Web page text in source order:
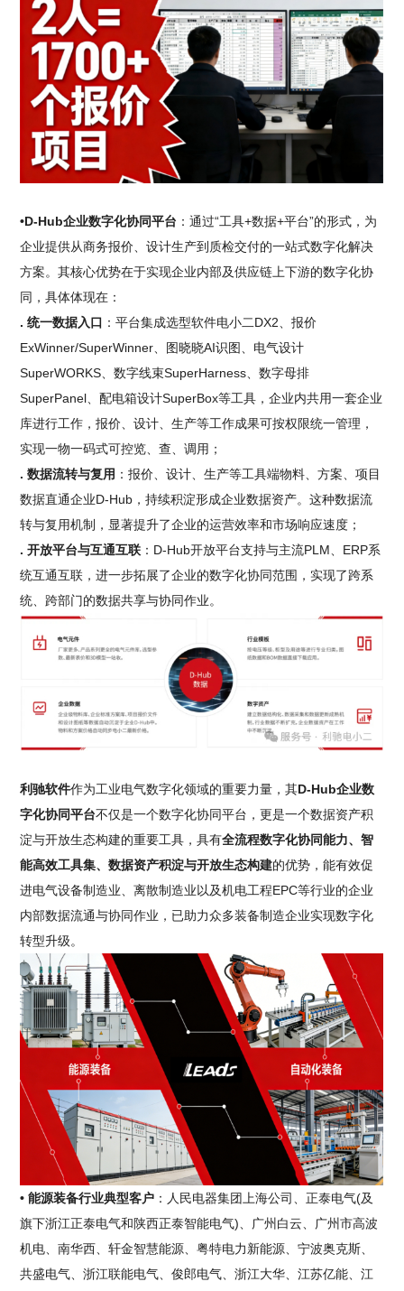
•D-Hub企业数字化协同平台 ：通过“工具+数据+平台”的形式，为
企业提供从商务报价、设计生产到质检交付的一站式数字化解决
方案。其核心优势在于实现企业内部及供应链上下游的数字化协
同，具体体现在：
. 统一数据入口 ：平台集成选型软件电小二DX2、报价
ExWinner/SuperWinner、图晓晓AI识图、电气设计
SuperWORKS、数字线束SuperHarness、数字母排
SuperPanel、配电箱设计SuperBox等工具，企业内共用一套企业
库进行工作，报价、设计、生产等工作成果可按权限统一管理，
实现一物一码式可控览、查、调用；
. 数据流转与复用 ：报价、设计、生产等工具端物料、方案、项目
数据直通企业D-Hub，持续积淀形成企业数据资产。这种数据流
转与复用机制，显著提升了企业的运营效率和市场响应速度；
. 开放平台与互通互联 ：D-Hub开放平台支持与主流PLM、ERP系
统互通互联，进一步拓展了企业的数字化协同范围，实现了跨系
统、跨部门的数据共享与协同作业。
利驰软件作为工业电气数字化领域的重要力量，其D-Hub企业数
字化协同平台不仅是一个数字化协同平台，更是一个数据资产积
淀与开放生态构建的重要工具，具有全流程数字化协同能力、智
能高效工具集、数据资产积淀与开放生态构建的优势，能有效促
进电气设备制造业、离散制造业以及机电工程EPC等行业的企业
内部数据流通与协同作业，已助力众多装备制造企业实现数字化
转型升级。
• 能源装备行业典型客户 ：人民电器集团上海公司、正泰电气(及
旗下浙江正泰电气和陕西正泰智能电气)、广州白云、广州市高波
机电、南华西、轩金智慧能源、粤特电力新能源、宁波奥克斯、
共盛电气、浙江联能电气、俊郎电气、浙江大华、江苏亿能、江